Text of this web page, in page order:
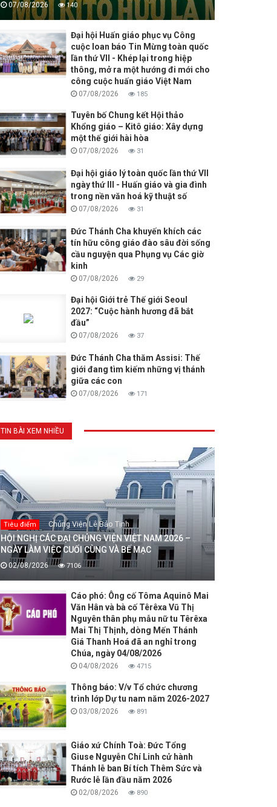
07/08/2026 140
Đại hội Huấn giáo phục vụ Công
cuộc loan báo Tin Mừng toàn quốc
lần thứ VII - Khép lại trong hiệp
thông, mở ra một hướng đi mới cho
công cuộc huấn giáo Việt Nam
07/08/2026 185
Tuyên bố Chung kết Hội thảo
Khổng giáo – Kitô giáo: Xây dựng
một thế giới hài hòa
07/08/2026 31
Đại hội giáo lý toàn quốc lần thứ VII
ngày thứ III - Huấn giáo và gia đình
trong nền văn hoá kỹ thuật số
07/08/2026 31
Đức Thánh Cha khuyến khích các
tín hữu công giáo đào sâu đời sống
cầu nguyện qua Phụng vụ Các giờ
kinh
07/08/2026 29
Đại hội Giới trẻ Thế giới Seoul
2027: “Cuộc hành hương đã bắt
đầu”
07/08/2026 37
Đức Thánh Cha thăm Assisi: Thế
giới đang tìm kiếm những vị thánh
giữa các con
07/08/2026 171
TIN BÀI XEM NHIỀU
Tiêu điểm Chủng Viện Lê Bảo Tịnh
HỘI NGHỊ CÁC ĐẠI CHỦNG VIỆN VIỆT NAM 2026 –
NGÀY LÀM VIỆC CUỐI CÙNG VÀ BẾ MẠC
02/08/2026 7106
Cáo phó: Ông cố Tôma Aquinô Mai
Văn Hân và bà cố Têrêxa Vũ Thị
Nguyên thân phụ mẫu nữ tu Têrêxa
Mai Thị Thịnh, dòng Mến Thánh
Giá Thanh Hoá đã an nghỉ trong
Chúa, ngày 04/08/2026
04/08/2026 4715
Thông báo: V/v Tổ chức chương
trình lớp Dự tu nam năm 2026-2027
03/08/2026 891
Giáo xứ Chính Toà: Đức Tổng
Giuse Nguyễn Chí Linh cử hành
Thánh lễ ban Bí tích Thêm Sức và
Rước lễ lần đầu năm 2026
02/08/2026 890